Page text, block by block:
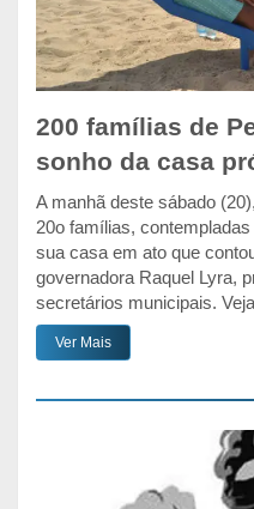
200 famílias de
sonho da casa
A manhã deste sábado
20o famílias,
sua casa em ato que
governadora Raquel Lyra,
secretários municipais.
Ver Mais